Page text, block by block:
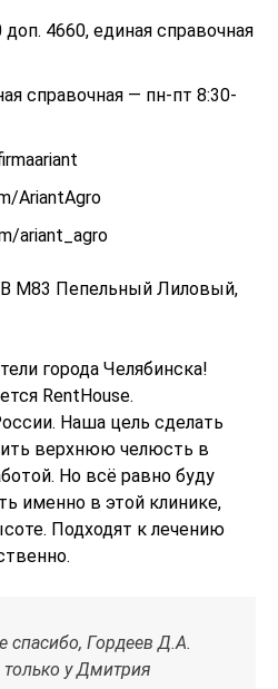
4660, единая справочная
справочная — пн-пт 8:30-
AriantAgro
ariant_agro
M83 Пепельный Лиловый,
города Челябинска!
RentHouse.
Наша цель сделать
верхнюю челюсть в
Но всё равно буду
именно в этой клинике,
Подходят к лечению
спасибо, Гордеев Д.А.
у Дмитрия